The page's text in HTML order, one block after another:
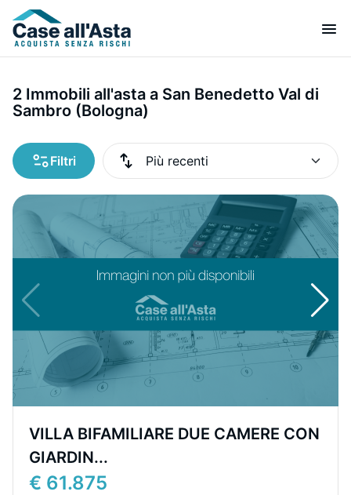
2 Immobili all'asta a San Benedetto Val di
Sambro (Bologna)
Filtri
VILLA BIFAMILIARE DUE CAMERE CON
GIARDIN...
€ 61.875